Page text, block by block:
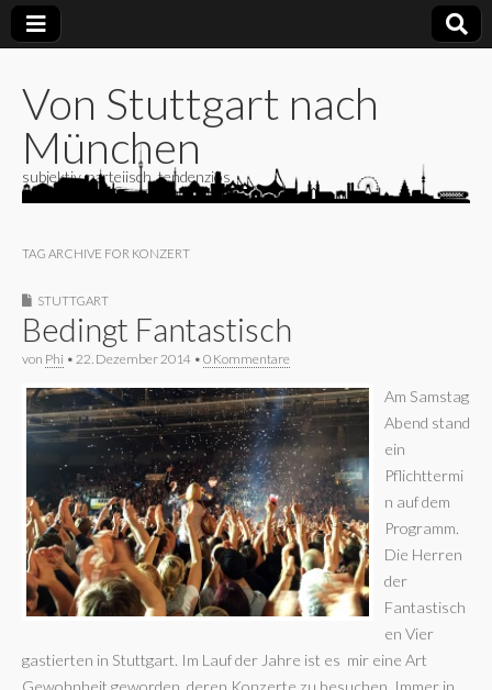
Von Stuttgart nach
München
subjektiv, parteiisch, tendenziös
TAG ARCHIVE FOR KONZERT
STUTTGART
Bedingt Fantastisch
von Phi • 22. Dezember 2014 • 0 Kommentare
Am Samstag
Abend stand
ein
Pflichttermi
n auf dem
Programm.
Die Herren
der
Fantastisch
en Vier
gastierten in Stuttgart. Im Lauf der Jahre ist es mir eine Art
Gewohnheit geworden, deren Konzerte zu besuchen. Immer in